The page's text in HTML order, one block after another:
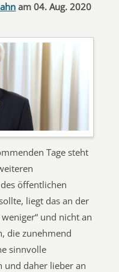
am 04. Aug. 2020
Tage steht
öffentlichen
liegt das an der
und nicht an
die zunehmend
sinnvolle
und daher lieber an